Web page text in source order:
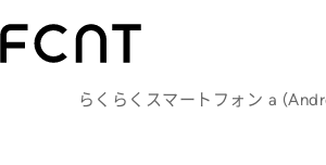
らくらくスマートフォン a